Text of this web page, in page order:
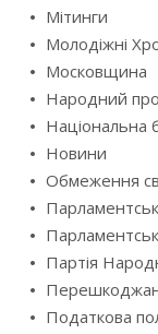
Мітинги
Молодіжні
Московщина
Народний
Національна
Новини
Обмеження
Партія
Податкова